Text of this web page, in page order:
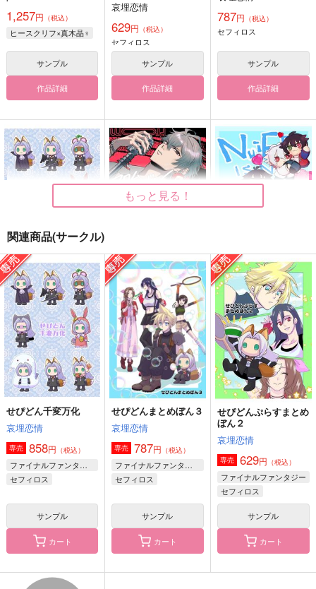
1,257円 （税込）
ヒースクリフ×真木晶♀
サンプル
作品詳細
哀埋恋情
629円 （税込）
セフィロス
サンプル
作品詳細
787円 （税込）
セフィロス
サンプル
作品詳細
せぴどん千変万化
哀埋恋情
858円（税込）
セフィロス
サンプル
作品詳細
フロムチルドレン
ケロケロ
2,357 円（税込）
碧棺左馬刻×山田一郎
サンプル
作品詳細
NuiFE IS NOT FAIR
ももんまんじ
990円（税込）
碧棺左馬刻×山田一郎
サンプル
作品詳細
あの夢の続き
アイワナビーア
ラストコール
もっと見る！
関連商品(サークル)
せぴどん千変万化
哀埋恋情
専売 858円 （税込）
ファイナルファンタジー
セフィロス
サンプル
カート
せぴどんまとめぼん３
哀埋恋情
専売 787円 （税込）
ファイナルファンタジー
セフィロス
サンプル
カート
せぴどんぷらすまとめ
ぼん２
哀埋恋情
専売 629円 （税込）
ファイナルファンタジー
セフィロス
クラウド・ストライフ
サンプル
カート